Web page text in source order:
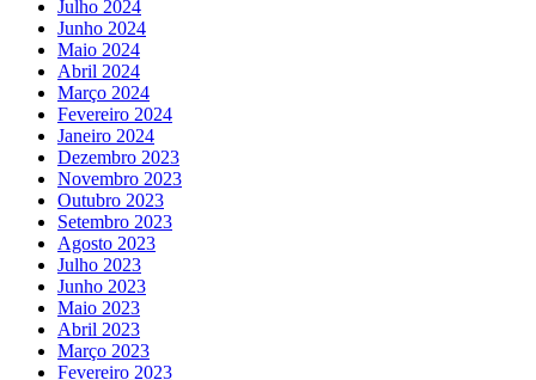
Julho 2024
Junho 2024
Maio 2024
Abril 2024
Março 2024
Fevereiro 2024
Janeiro 2024
Dezembro 2023
Novembro 2023
Outubro 2023
Setembro 2023
Agosto 2023
Julho 2023
Junho 2023
Maio 2023
Abril 2023
Março 2023
Fevereiro 2023